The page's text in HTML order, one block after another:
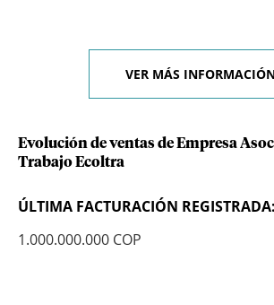
VER MÁS
Evolución de ventas de Empresa
Trabajo Ecoltra
ÚLTIMA FACTURACIÓN REGISTRADA:
1.000.000.000 COP